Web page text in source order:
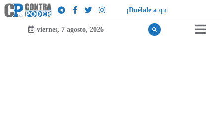
¡Duélale a qu i
viernes, 7 agosto, 2026